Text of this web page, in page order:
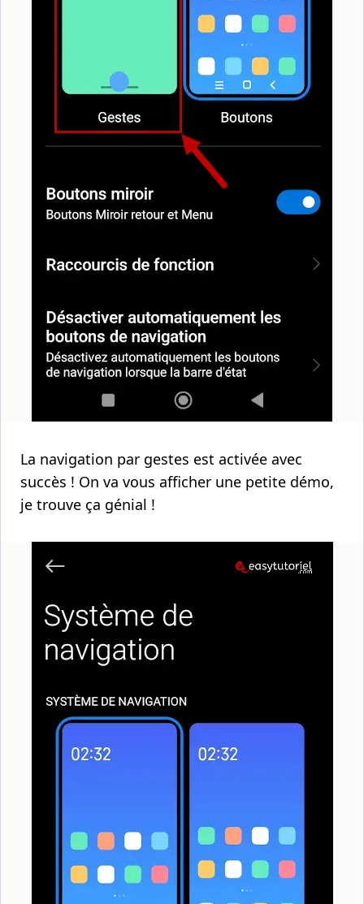
La navigation par gestes est activée avec
succès ! On va vous afficher une petite démo,
je trouve ça génial !